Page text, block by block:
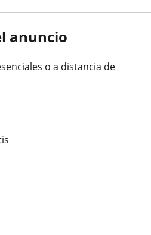
anuncio
o a distancia de